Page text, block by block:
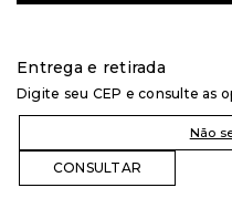
Entrega e retirada
Digite seu CEP e consulte as
Não